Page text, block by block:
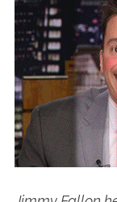
e